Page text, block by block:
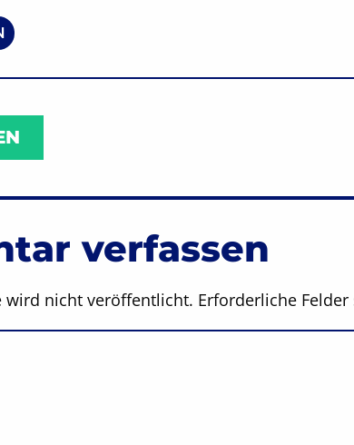
verfassen
wird nicht veröffentlicht. Erforderliche